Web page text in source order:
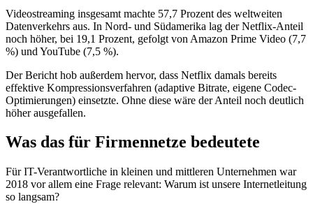
Videostreaming insgesamt machte 57,7 Prozent des weltweiten
Datenverkehrs aus. In Nord- und Südamerika lag der Netflix-Anteil
noch höher, bei 19,1 Prozent, gefolgt von Amazon Prime Video (7,7
%) und YouTube (7,5 %).
Der Bericht hob außerdem hervor, dass Netflix damals bereits
effektive Kompressionsverfahren (adaptive Bitrate, eigene Codec-
Optimierungen) einsetzte. Ohne diese wäre der Anteil noch deutlich
höher ausgefallen.
Was das für Firmennetze bedeutete
Für IT-Verantwortliche in kleinen und mittleren Unternehmen war
2018 vor allem eine Frage relevant: Warum ist unsere Internetleitung
so langsam?